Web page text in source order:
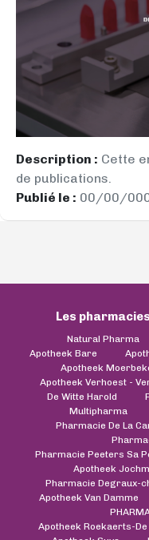
Description : Cette
de publications.
Publié le : 00/00/
Les
Natural Pharma
Apotheek Bare
Apotheek
Apotheek Verhoest -
De Witte Harold
Multipharma
Pharmacie De La
Pharmacie Peeters Sa
Apotheek
Pharmacie Degraux-
Apotheek Van Damme
Apotheek Roekaerts-